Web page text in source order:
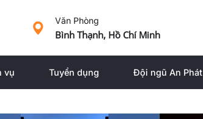
Văn Phòng
Bình Thạnh, Hồ Chí Minh
vụ Tuyển dụng Đội ngũ An Phát